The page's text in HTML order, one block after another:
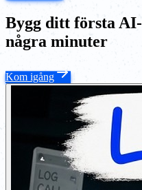
Bygg ditt första
några minuter
Kom igång